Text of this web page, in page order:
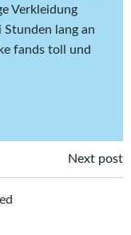
Verkleidung
lang an
fands toll und
Next post